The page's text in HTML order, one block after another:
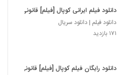
دانلود فیلم ایرانی کوپال [فیلم] قانونی
دانلود فیلم | دانلود سریال
۱۷۱ بازدید
دانلود رایگان فیلم کوپال [فیلم] قانونی